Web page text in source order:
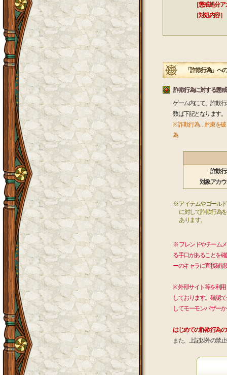
［懲戒処分
［対処内容］
「詐欺行為」へ
詐欺行為に対する懲
ゲーム内にて、詐欺
数は下記となります。
※ 詐欺行為…約束を破
為
詐欺
対象アカ
※ アイテムやゴール
に対して詐欺行為
あります。
※ フレンドやチーム
る手口があることを
ーのキャラに直接確
※ 外部サイト等を利
しております。確認
してモーモンバザー
はじめての詐欺行為
また、上記以外の禁